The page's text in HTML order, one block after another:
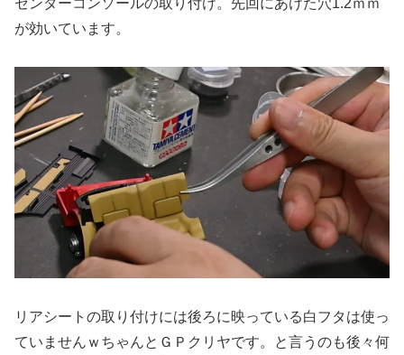
が効いています。
リアシートの取り付けには後ろに映っている白フタは使っ
ていませんｗちゃんとＧＰクリヤです。と言うのも後々何